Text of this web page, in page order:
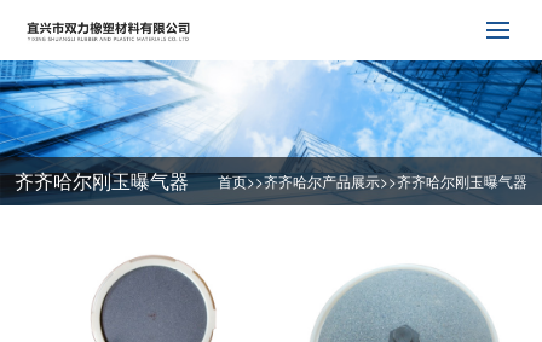
齐齐哈尔刚玉曝气器 首页>>齐齐哈尔产品展示>>齐齐哈尔刚玉曝气器